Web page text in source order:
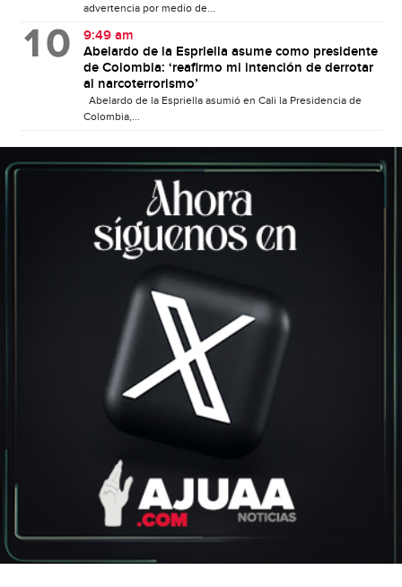
advertencia por medio de...
9:49 am
Abelardo de la Espriella asume como presidente
de Colombia: ‘reafirmo mi intención de derrotar
al narcoterrorismo’
Abelardo de la Espriella asumió en Cali la Presidencia de
Colombia,...